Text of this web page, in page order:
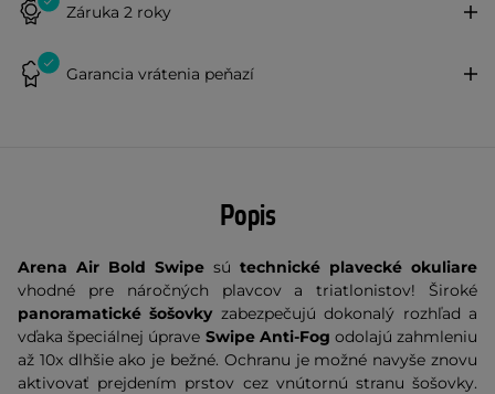
Záruka 2 roky
Garancia vrátenia peňazí
Popis
Arena Air Bold Swipe sú technické plavecké okuliare
vhodné pre náročných plavcov a triatlonistov! Široké
panoramatické šošovkyzabezpečujú dokonalý rozhľad a
vďaka špeciálnej úprave Swipe Anti-Fog odolajú zahmleniu
až 10x dlhšie ako je bežné. Ochranu je možné navyše znovu
aktivovať prejdením prstov cez vnútornú stranu šošovky.